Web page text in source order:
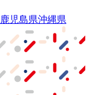
鹿児島県沖縄県